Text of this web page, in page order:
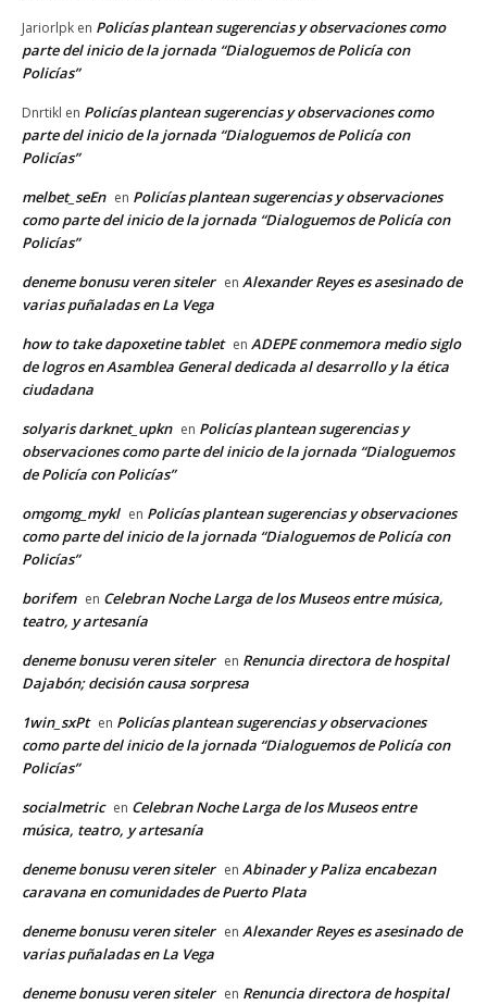
Jariorlpk en Policías plantean sugerencias y observaciones como
parte del inicio de la jornada “Dialoguemos de Policía con
Policías”
Dnrtikl en Policías plantean sugerencias y observaciones como
parte del inicio de la jornada “Dialoguemos de Policía con
Policías”
melbet_seEn en Policías plantean sugerencias y observaciones
como parte del inicio de la jornada “Dialoguemos de Policía con
Policías”
deneme bonusu veren siteler en Alexander Reyes es asesinado de
varias puñaladas en La Vega
how to take dapoxetine tablet en ADEPE conmemora medio siglo
de logros en Asamblea General dedicada al desarrollo y la ética
ciudadana
solyaris darknet_upkn en Policías plantean sugerencias y
observaciones como parte del inicio de la jornada “Dialoguemos
de Policía con Policías”
omgomg_mykl en Policías plantean sugerencias y observaciones
como parte del inicio de la jornada “Dialoguemos de Policía con
Policías”
borifem en Celebran Noche Larga de los Museos entre música,
teatro, y artesanía
deneme bonusu veren siteler en Renuncia directora de hospital
Dajabón; decisión causa sorpresa
1win_sxPt en Policías plantean sugerencias y observaciones
como parte del inicio de la jornada “Dialoguemos de Policía con
Policías”
socialmetric en Celebran Noche Larga de los Museos entre
música, teatro, y artesanía
deneme bonusu veren siteler en Abinader y Paliza encabezan
caravana en comunidades de Puerto Plata
deneme bonusu veren siteler en Alexander Reyes es asesinado de
varias puñaladas en La Vega
deneme bonusu veren siteler en Renuncia directora de hospital